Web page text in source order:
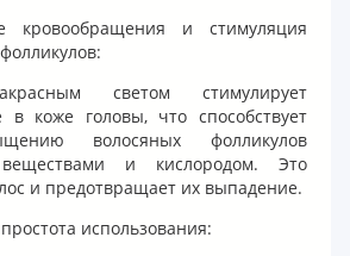
кровообращения и стимуляция
светом стимулирует
в коже головы, что способствует
волосяных фолликулов
и кислородом. Это
и предотвращает их выпадение.
использования: